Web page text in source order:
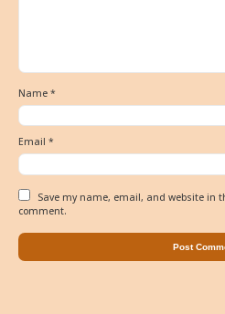
Name *
Email *
Save my name, email, and website in
comment.